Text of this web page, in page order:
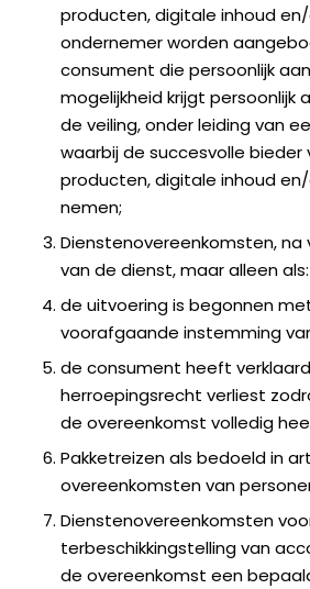
producten, digitale inhoud
ondernemer worden
consument die persoonlijk
mogelijkheid krijgt persoonlijk
de veiling, onder leiding van
waarbij de succesvolle bieder
producten, digitale inhoud
nemen;
Dienstenovereenkomsten, na
van de dienst, maar alleen als:
de uitvoering is begonnen
voorafgaande instemming
de consument heeft
herroepingsrecht verliest
de overeenkomst volledig
Pakketreizen als bedoeld in
overeenkomsten van
Dienstenovereenkomsten
terbeschikkingstelling van
de overeenkomst een